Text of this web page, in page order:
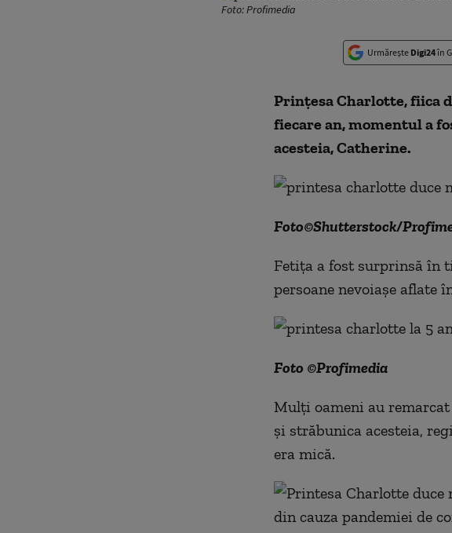
Foto: Profimedia
Urmărește Digi24în
Prințesa Charlotte, fiica
fiecare an, momentul a
acesteia, Catherine.
Foto©Shutterstock/
Fetița a fost surprinsă în
persoane nevoiaşe aflate
Foto ©Profimedia
Mulți oameni au
și străbunica acesteia,
era mică.